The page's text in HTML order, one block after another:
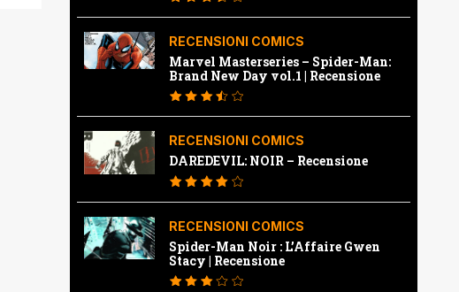
RECENSIONI COMICS
Marvel Masterseries – Spider-Man:
Brand New Day vol.1 | Recensione
RECENSIONI COMICS
DAREDEVIL: NOIR – Recensione
RECENSIONI COMICS
Spider-Man Noir : L’Affaire Gwen
Stacy | Recensione